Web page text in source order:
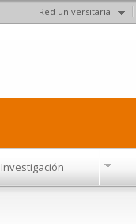
Red universitaria
Investigación